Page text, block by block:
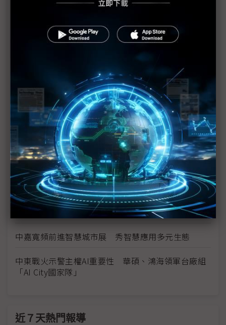
遠傳智慧城市專案表現亮眼 貢獻新經濟營收逾15%
台灣大AIDC算力接近售罄 積極攜手外商擴建AI版圖
AI與5G鏈接陸海空運輸 交通願景館聚焦ITS創新應
電費比LCD電視牆省85% 夏普電子紙海報智慧城市
展看得到
科技消弭餐飲業缺工壓力 光聚晶電智慧城市展秀餐
飲AI機器人
東元轉型能源系統整合商 搶攻AI時代節能市場
2026智慧城市展暨淨零城市展登場 推動2050淨零
與AI新十大建設
中嘉寬頻前進智慧城市展 秀智慧應用多元生態
中東戰火示警主權AI重要性 華碩、鴻海領軍台廠組
「AI City國家隊」
近７天熱門報導